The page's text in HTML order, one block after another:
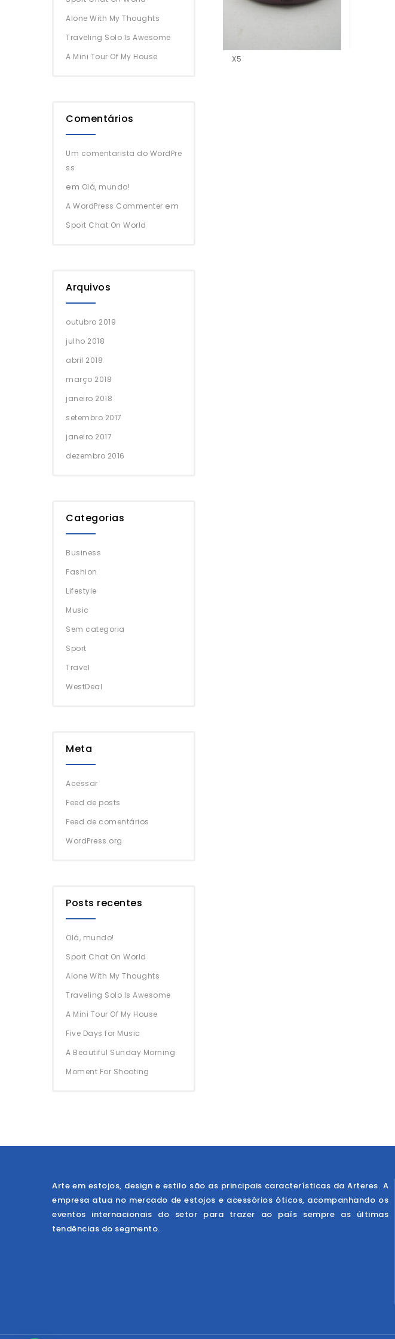
X5
Alone With My Thoughts
Traveling Solo Is Awesome
A Mini Tour Of My House
Comentários
Um comentarista do WordPre
ss
em Olá, mundo!
A WordPress Commenter em
Sport Chat On World
Arquivos
outubro 2019
julho 2018
abril 2018
março 2018
janeiro 2018
setembro 2017
janeiro 2017
dezembro 2016
Categorias
Business
Fashion
Lifestyle
Music
Sem categoria
Sport
Travel
WestDeal
Meta
Acessar
Feed de posts
Feed de comentários
WordPress.org
Posts recentes
Olá, mundo!
Sport Chat On World
Alone With My Thoughts
Traveling Solo Is Awesome
A Mini Tour Of My House
Five Days for Music
A Beautiful Sunday Morning
Moment For Shooting
Arte em estojos, design e estilo são as principais características da Arteres. A
empresa atua no mercado de estojos e acessórios óticos, acompanhando os
eventos internacionais do setor para trazer ao país sempre as últimas
tendências do segmento.